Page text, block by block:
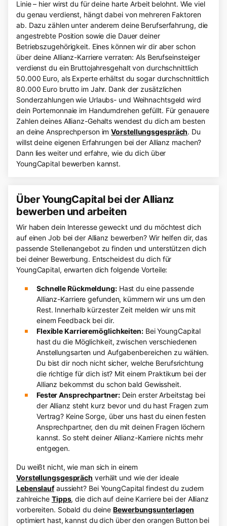
Linie – hier wirst du für deine harte Arbeit belohnt. Wie viel
du genau verdienst, hängt dabei von mehreren Faktoren
ab. Dazu zählen unter anderem deine Berufserfahrung, die
angestrebte Position sowie die Dauer deiner
Betriebszugehörigkeit. Eines können wir dir aber schon
über deine Allianz-Karriere verraten: Als Berufseinsteiger
verdienst du ein Bruttojahresgehalt von durchschnittlich
50.000 Euro, als Experte erhältst du sogar durchschnittlich
80.000 Euro brutto im Jahr. Dank der zusätzlichen
Sonderzahlungen wie Urlaubs- und Weihnachtsgeld wird
dein Portemonnaie im Handumdrehen gefüllt. Für genauere
Zahlen deines Allianz-Gehalts wendest du dich am besten
an deine Ansprechperson imVorstellungsgespräch. Du
willst deine eigenen Erfahrungen bei der Allianz machen?
Dann lies weiter und erfahre, wie du dich über
YoungCapital bewerben kannst.
Über YoungCapital bei der Allianz
bewerben und arbeiten
Wir haben dein Interesse geweckt und du möchtest dich
auf einen Job bei der Allianz bewerben? Wir helfen dir, das
passende Stellenangebot zu finden und unterstützen dich
bei deiner Bewerbung. Entscheidest du dich für
YoungCapital, erwarten dich folgende Vorteile:
Schnelle Rückmeldung:Hast du eine passende
Allianz-Karriere gefunden, kümmern wir uns um den
Rest. Innerhalb kürzester Zeit melden wir uns mit
einem Feedback bei dir.
Flexible Karrieremöglichkeiten:Bei YoungCapital
hast du die Möglichkeit, zwischen verschiedenen
Anstellungsarten und Aufgabenbereichen zu wählen.
Du bist dir noch nicht sicher, welche Berufsrichtung
die richtige für dich ist? Mit einem Praktikum bei der
Allianz bekommst du schon bald Gewissheit.
Fester Ansprechpartner:Dein erster Arbeitstag bei
der Allianz steht kurz bevor und du hast Fragen zum
Vertrag? Keine Sorge, über uns hast du einen festen
Ansprechpartner, den du mit deinen Fragen löchern
kannst. So steht deiner Allianz-Karriere nichts mehr
entgegen.
Du weißt nicht, wie man sich in einem
Vorstellungsgespräch verhält und wie der ideale
Lebenslaufaussieht? Bei YoungCapital findest du zudem
zahlreiche Tipps, die dich auf deine Karriere bei der Allianz
vorbereiten. Sobald du deineBewerbungsunterlagen
optimiert hast, kannst du dich über den orangen Button bei